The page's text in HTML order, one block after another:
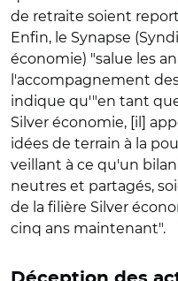
de retraite soient
Enfin, le Synapse
économie) "salue les
l'accompagnement
indique qu'"en tant
Silver économie, [il]
idées de terrain à la
veillant à ce qu'un
neutres et partagés,
de la filière Silver
cinq ans maintenant".